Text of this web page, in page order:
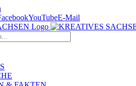
YouTubeE-Mail